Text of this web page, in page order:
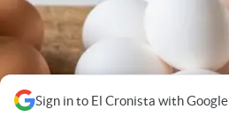
Sign in to El Cronista with Google